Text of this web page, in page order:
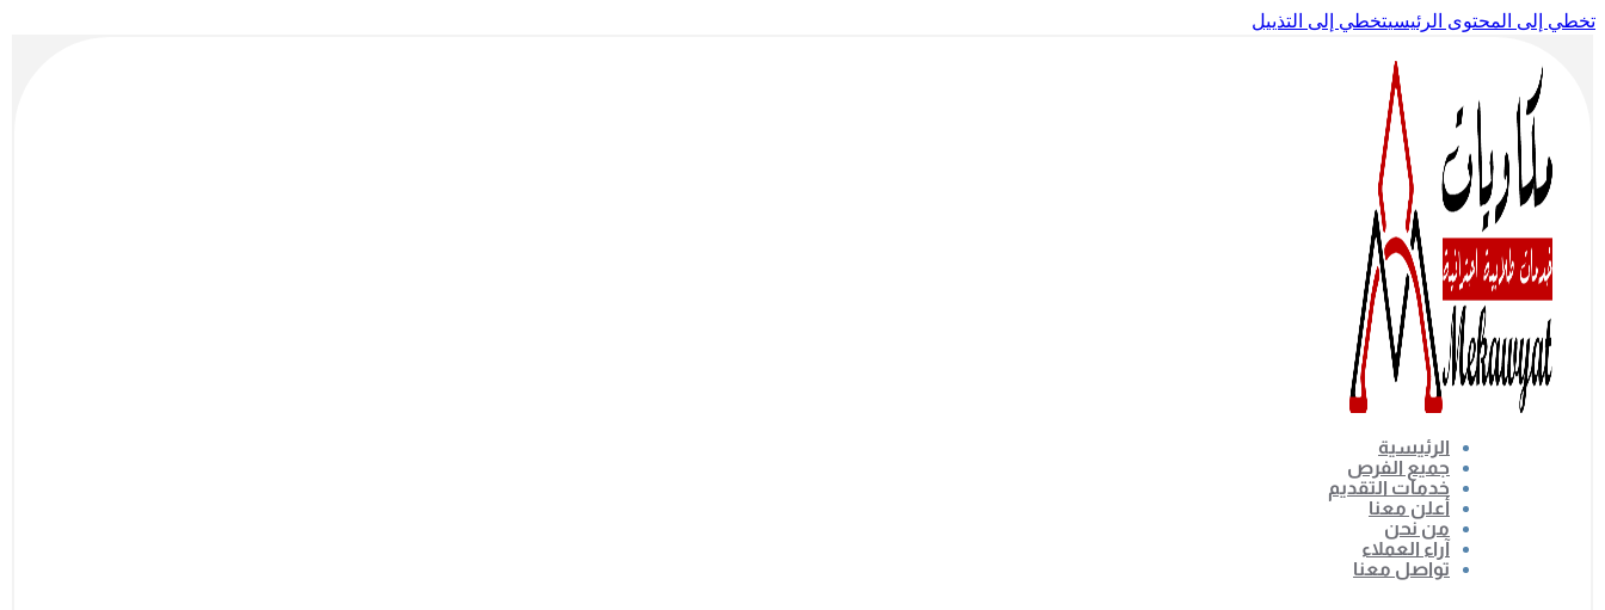
تخطي إلى المحتوى الرئيسيتخطي إلى التذييل
الرئيسية
جميع الفرص
خدمات التقديم
أعلن معنا
من نحن
آراء العملاء
تواصل معنا